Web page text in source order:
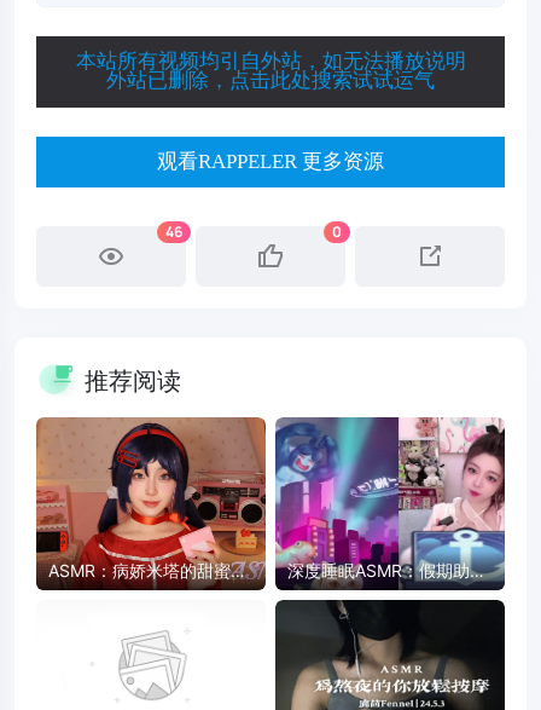
本站所有视频均引自外站，如无法播放说明
外站已删除，点击此处搜索试试运气
观看RAPPELER 更多资源
46 0
推荐阅读
ASMR：病娇米塔的甜蜜陪
伴 - 药片、卡带、护肤品触
深度睡眠ASMR：假期助眠
放松，快速入睡